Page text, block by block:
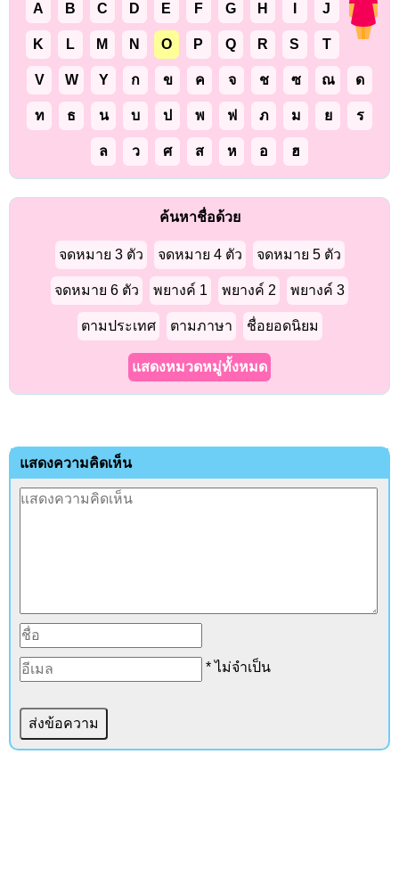
A B C D E F G H J
K L M N O P Q R S T
V W Y ก ข ค จ ช ซ ณ ด
ท ธ น บ ป พ ฟ ภ ม ย ร
ล ว ศ ส ห อ ฮ
ค้นหาชื่อด้วย
จดหมาย 3 ตัว จดหมาย 4 ตัว จดหมาย 5 ตัว
จดหมาย 6 ตัว พยางค์ 1 พยางค์ 2 พยางค์ 3
ตามประเทศ ตามภาษา ชื่อยอดนิยม
แสดงหมวดหมู่ทั้งหมด
แสดงความคิดเห็น
* ไม่จำเป็น